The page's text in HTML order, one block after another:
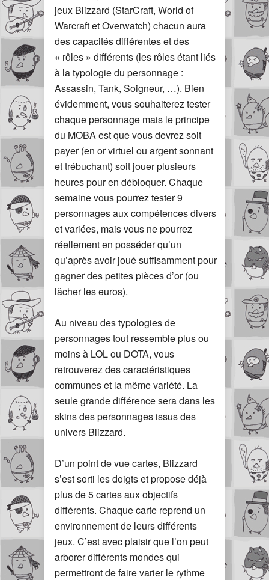
jeux Blizzard (StarCraft, World of
Warcraft et Overwatch) chacun aura
des capacités différentes et des
« rôles » différents (les rôles étant liés
à la typologie du personnage :
Assassin, Tank, Soigneur, …). Bien
évidemment, vous souhaiterez tester
chaque personnage mais le principe
du MOBA est que vous devrez soit
payer (en or virtuel ou argent sonnant
et trébuchant) soit jouer plusieurs
heures pour en débloquer. Chaque
semaine vous pourrez tester 9
personnages aux compétences divers
et variées, mais vous ne pourrez
réellement en posséder qu’un
qu’après avoir joué suffisamment pour
gagner des petites pièces d’or (ou
lâcher les euros).
Au niveau des typologies de
personnages tout ressemble plus ou
moins à LOL ou DOTA, vous
retrouverez des caractéristiques
communes et la même variété. La
seule grande différence sera dans les
skins des personnages issus des
univers Blizzard.
D’un point de vue cartes, Blizzard
s’est sorti les doigts et propose déjà
plus de 5 cartes aux objectifs
différents. Chaque carte reprend un
environnement de leurs différents
jeux. C’est avec plaisir que l’on peut
arborer différents mondes qui
permettront de faire varier le rythme